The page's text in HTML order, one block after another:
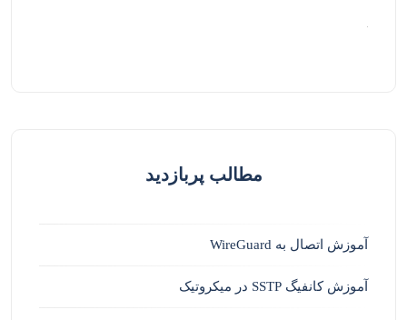
مطالب پربازدید
آموزش اتصال به WireGuard
آموزش کانفیگ SSTP در میکروتیک